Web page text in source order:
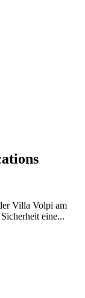
Villa Volpi am
eine...